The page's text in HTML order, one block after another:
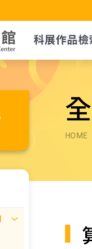
科展作品檢
HOME